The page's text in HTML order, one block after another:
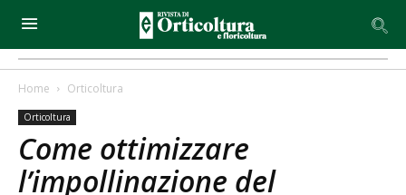
Home Orticoltura
Orticoltura
Come ottimizzare
l’impollinazione del